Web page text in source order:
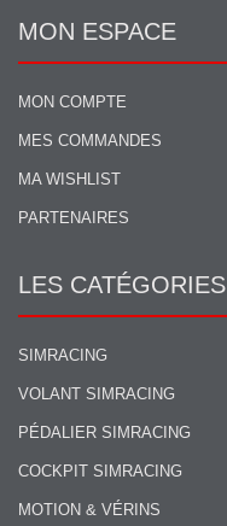
MON ESPACE
MON COMPTE
MES COMMANDES
MA WISHLIST
PARTENAIRES
LES CATÉGORIES
SIMRACING
VOLANT SIMRACING
PÉDALIER SIMRACING
COCKPIT SIMRACING
MOTION & VÉRINS